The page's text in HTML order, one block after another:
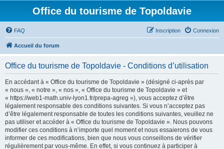
Office du tourisme de Topoldavie
FAQ Connexion
Inscription
Accueil du forum
Office du tourisme de Topoldavie - Conditions d’utilisation
En accédant à « Office du tourisme de Topoldavie » (désigné ci-après par
« nous », « notre », « nos », « Office du tourisme de Topoldavie » et
« https://web1-math.univ-lyon1.fr/prepa-agreg »), vous acceptez d’être
légalement responsable des conditions suivantes. Si vous n’acceptez pas
d’être légalement responsable de toutes les conditions suivantes, veuillez ne
pas utiliser et accéder à « Office du tourisme de Topoldavie ». Nous pouvons
modifier ces conditions à n’importe quel moment et nous essaierons de vous
informer de ces modifications, bien que nous vous conseillons de vérifier
régulièrement par vous-même. En effet, si vous continuez à participer à